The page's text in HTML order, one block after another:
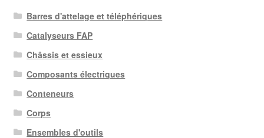
Barres d'attelage et téléphériques
Catalyseurs FAP
Châssis et essieux
Composants électriques
Conteneurs
Corps
Ensembles d'outils